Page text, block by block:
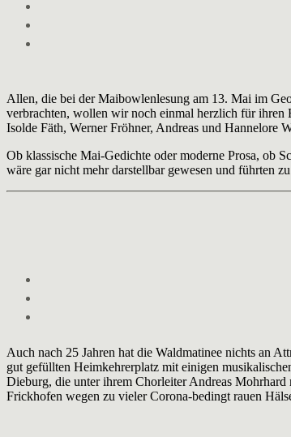
Allen, die bei der Maibowlenlesung am 13. Mai im
verbrachten, wollen wir noch einmal herzlich für ihren
Isolde Fäth, Werner Fröhner, Andreas und Hannelore
Ob klassische Mai-Gedichte oder moderne Prosa, ob
wäre gar nicht mehr darstellbar gewesen und führten
Auch nach 25 Jahren hat die Waldmatinee nichts an
gut gefüllten Heimkehrerplatz mit einigen
Dieburg, die unter ihrem Chorleiter Andreas
Frickhofen wegen zu vieler Corona-bedingt rauen